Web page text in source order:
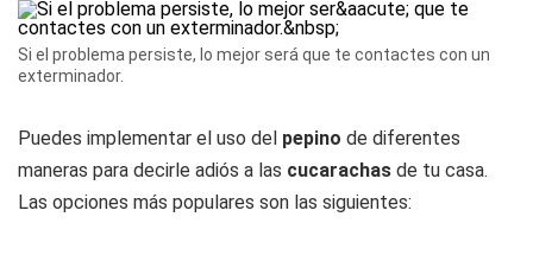
Si el problema persiste, lo mejor será que te contactes con un
exterminador.
Puedes implementar el uso del pepino de diferentes
maneras para decirle adiós a las cucarachas de tu casa.
Las opciones más populares son las siguientes: